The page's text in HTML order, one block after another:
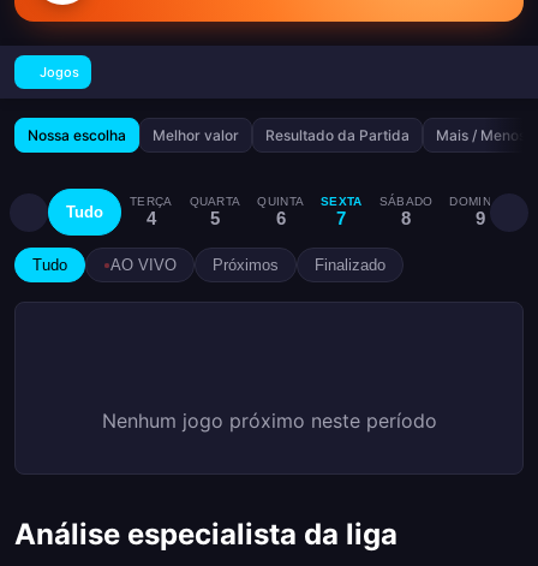
Jogos
Nossa escolha Melhor valor Resultado da Partida Mais / Menos
Tudo
TERÇA
4
QUARTA
5
QUINTA
6
SEXTA
7
SÁBADO
8
DOMINGO
9
Tudo AO VIVO Próximos Finalizado
Nenhum jogo próximo neste período
Análise especialista da liga